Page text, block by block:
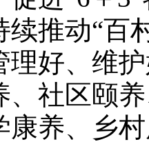
续推动“百
理好、维
、社区颐
康养、乡